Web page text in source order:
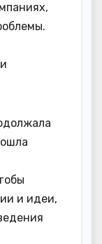
и идеи,